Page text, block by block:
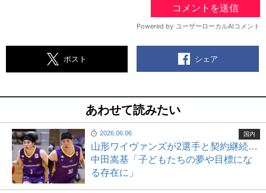
ポスト シェア
あわせて読みたい
2026.06.06
山形ワイヴァンズが2選手と契約継続…
中田嵩基「子どもたちの夢や目標にな
る存在に」
国内